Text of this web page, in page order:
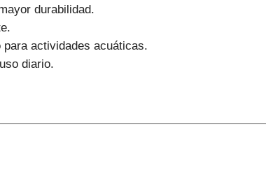
durabilidad.
para actividades acuáticas.
diario.